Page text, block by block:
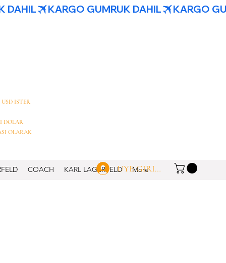
ISTER
DOLAR
OLARAK
COACH KARL LAGERFELD More
UYE GIRISI